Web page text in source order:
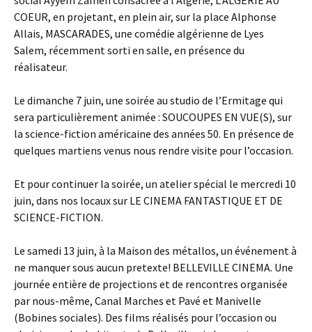
COEUR, en projetant, en plein air, sur la place Alphonse
Allais, MASCARADES, une comédie algérienne de Lyes
Salem, récemment sorti en salle, en présence du
réalisateur.
Le dimanche 7 juin, une soirée au studio de l’Ermitage qui
sera particulièrement animée : SOUCOUPES EN VUE(S), sur
la science-fiction américaine des années 50. En présence de
quelques martiens venus nous rendre visite pour l’occasion.
Et pour continuer la soirée, un atelier spécial le mercredi 10
juin, dans nos locaux sur LE CINEMA FANTASTIQUE ET DE
SCIENCE-FICTION.
Le samedi 13 juin, à la Maison des métallos, un événement à
ne manquer sous aucun pretexte! BELLEVILLE CINEMA. Une
journée entière de projections et de rencontres organisée
par nous-même, Canal Marches et Pavé et Manivelle
(Bobines sociales). Des films réalisés pour l’occasion ou